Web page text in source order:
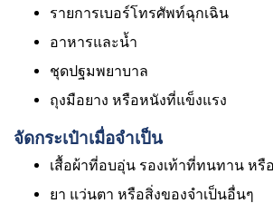
รายการเบอร์โทรศัพท์ฉุกเฉิน
อาหารและน้ำ
ชุดปฐมพยาบาล
ถุงมือยาง หรือหนังที่แข็งแรง
จัดกระเป๋าเมื่อจำเป็น
เสื้อผ้าที่อบอุ่น รองเท้าที่ทนทาน หรื
ยา แว่นตา หรือสิ่งของจำเป็นอื่นๆ